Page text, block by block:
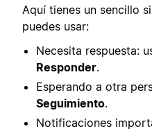
Aquí tienes un sencillo
puedes usar:
Necesita respuesta:
Responder.
Esperando a otra
Seguimiento.
Notificaciones